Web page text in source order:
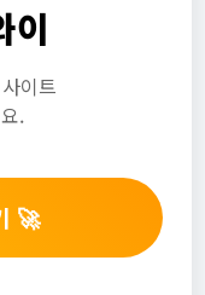
이
이트
.
🚀